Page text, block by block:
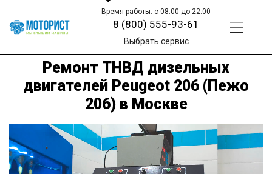
Время работы: с 08:00 до 22:00
8 (800) 555-93-61
Выбрать сервис
Ремонт ТНВД дизельных
двигателей Peugeot 206 (Пежо
206) в Москве